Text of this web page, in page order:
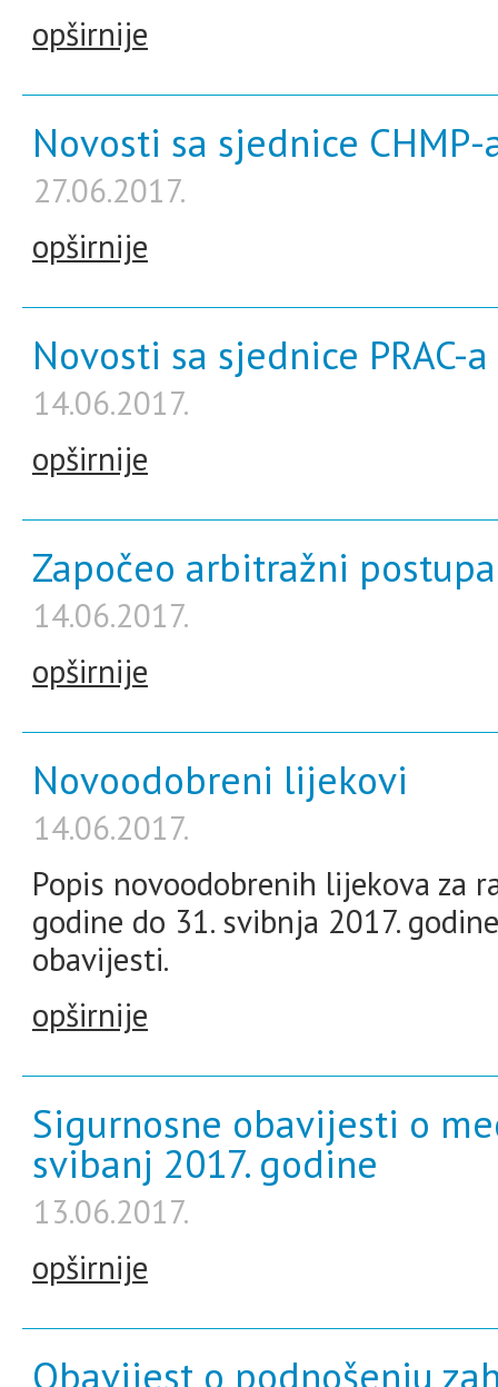
opširnije
Novosti sa sjednice
27.06.2017.
opširnije
Novosti sa sjednice PRAC-
14.06.2017.
opširnije
Započeo arbitražni
14.06.2017.
opširnije
Novoodobreni lijekovi
14.06.2017.
Popis novoodobrenih lijekova za
godine do 31. svibnja 2017.
obavijesti.
opširnije
Sigurnosne obavijesti o
svibanj 2017. godine
13.06.2017.
opširnije
Obavijest o podnošenju